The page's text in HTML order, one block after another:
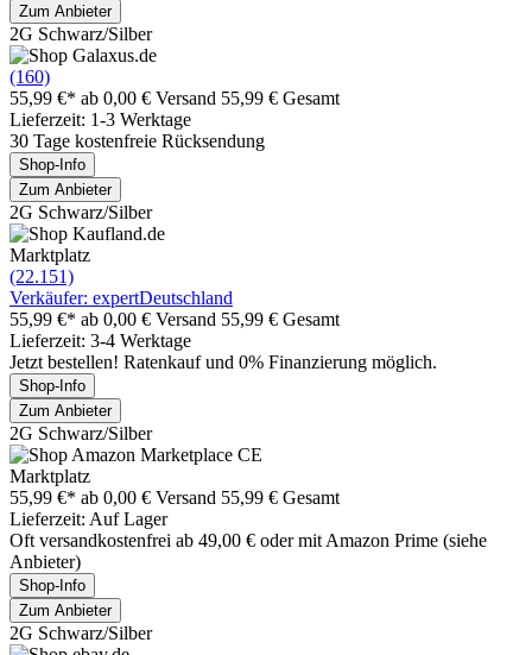
Zum Anbieter
2G Schwarz/Silber
(160)
55,99 €* ab 0,00 € Versand 55,99 € Gesamt
Lieferzeit: 1-3 Werktage
30 Tage kostenfreie Rücksendung
Shop-Info
Zum Anbieter
2G Schwarz/Silber
Marktplatz
(22.151)
Verkäufer: expertDeutschland
55,99 €* ab 0,00 € Versand 55,99 € Gesamt
Lieferzeit: 3-4 Werktage
Jetzt bestellen! Ratenkauf und 0% Finanzierung möglich.
Shop-Info
Zum Anbieter
2G Schwarz/Silber
Marktplatz
55,99 €* ab 0,00 € Versand 55,99 € Gesamt
Lieferzeit: Auf Lager
Oft versandkostenfrei ab 49,00 € oder mit Amazon Prime (siehe
Anbieter)
Shop-Info
Zum Anbieter
2G Schwarz/Silber